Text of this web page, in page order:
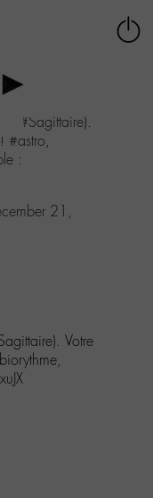
#Sagittaire).
! #astro,
:
21,
Votre